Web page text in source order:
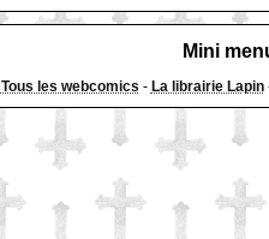
Mini
Tous les webcomics - La librairie Lapin